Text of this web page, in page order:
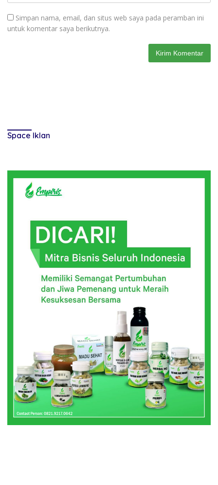
Simpan nama, email, dan situs web saya pada peramban ini
untuk komentar saya berikutnya.
Space Iklan